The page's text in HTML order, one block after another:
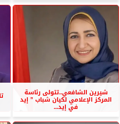
شيرين الشافعي..تتولى رئاسة
المركز الإعلامي لكيان شباب ” إيد
في إيد...